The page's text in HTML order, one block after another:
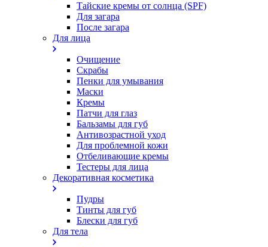
Тайские кремы от солнца (SPF)
Для загара
После загара
Для лица
Очищение
Скрабы
Пенки для умывания
Маски
Кремы
Патчи для глаз
Бальзамы для губ
Антивозрастной уход
Для проблемной кожи
Oтбеливающие кремы
Тестеры для лица
Декоративная косметика
Пудры
Тинты для губ
Блески для губ
Для тела